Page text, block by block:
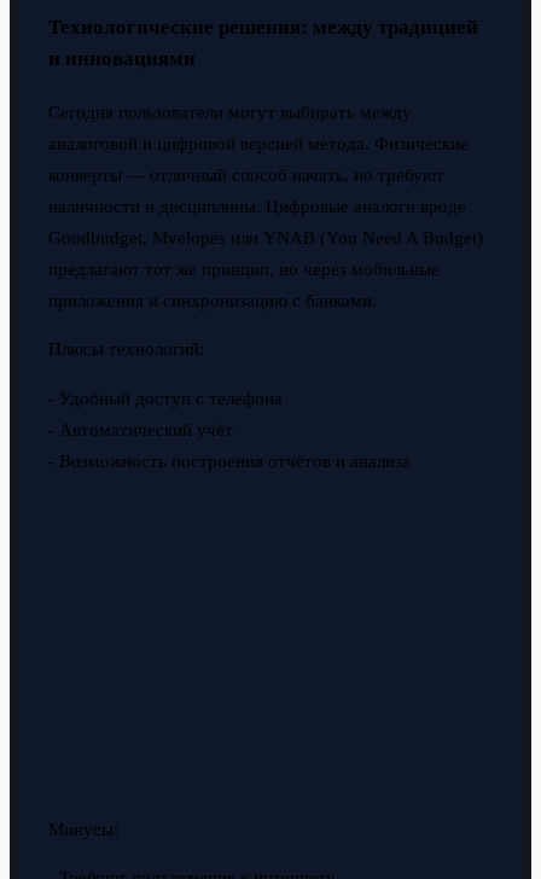
Технологические решения: между традицией
и инновациями
Сегодня пользователи могут выбирать между
аналоговой и цифровой версией метода. Физические
конверты — отличный способ начать, но требуют
наличности и дисциплины. Цифровые аналоги вроде
Goodbudget, Mvelopes или YNAB (You Need A Budget)
предлагают тот же принцип, но через мобильные
приложения и синхронизацию с банками.
Плюсы технологий:
- Удобный доступ с телефона
- Автоматический учёт
- Возможность построения отчётов и анализа
Минусы: